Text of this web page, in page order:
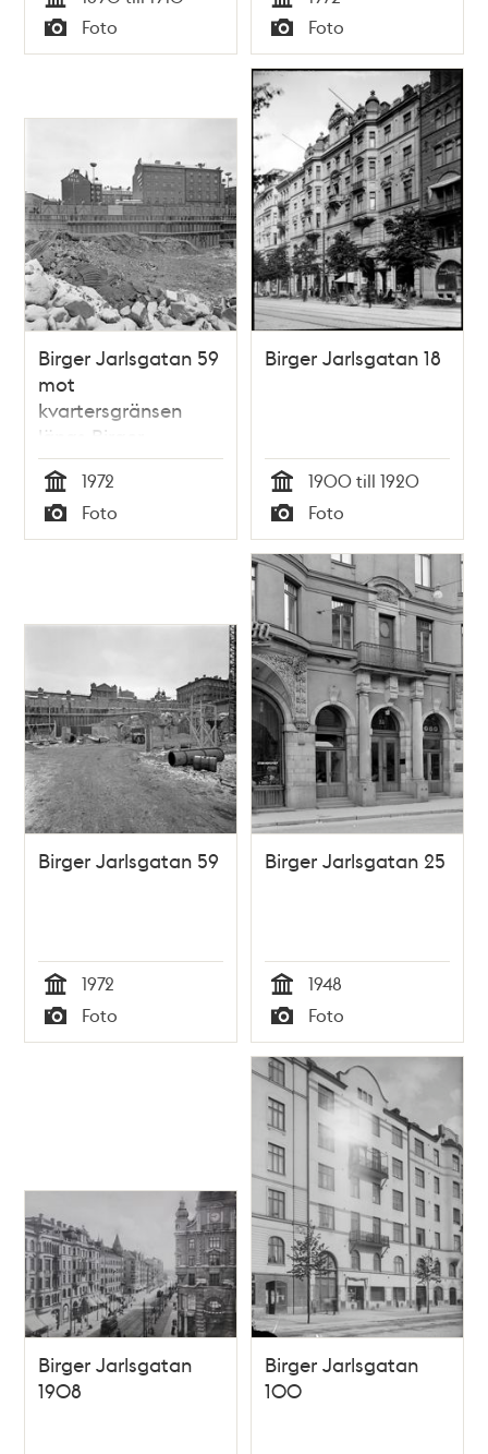
Tid
Typ
Foto Tid
Typ
Foto
Birger Jarlsgatan 59
mot
kvartersgränsen
längs Birger
Jarlsgatan
Tid
1972
Typ
Foto
Birger Jarlsgatan 18
Tid
1900 till 1920
Typ
Foto
Birger Jarlsgatan 59
Tid
1972
Typ
Foto
Birger Jarlsgatan 25
Tid
1948
Typ
Foto
Birger Jarlsgatan
1908
Birger Jarlsgatan
100